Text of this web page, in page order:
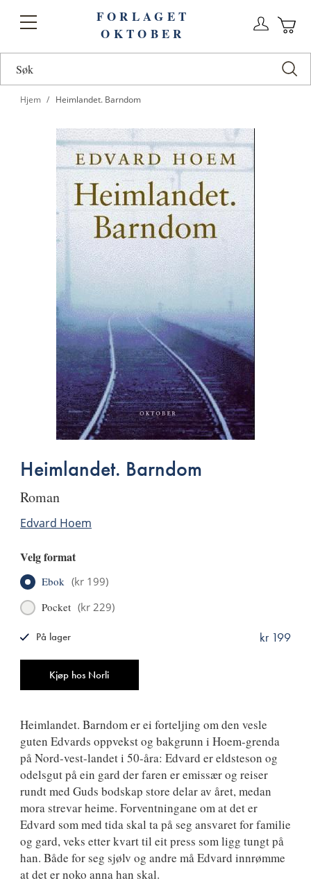
Toggle
FORLAGET
OKTOBER
Hjem Heimlandet. Barndom
Heimlandet. Barndom
roman
Edvard Hoem
Velg format
Ebok (kr 199)
Pocket (kr 229)
Kjøp hos Norli
kr 199
På lager
Heimlandet. Barndom er ei forteljing om den vesle
guten Edvards oppvekst og bakgrunn i Hoem-grenda
på Nord-vest-landet i 50-åra: Edvard er eldsteson og
odelsgut på ein gard der faren er emissær og reiser
rundt med Guds bodskap store delar av året, medan
mora strevar heime. Forventningane om at det er
Edvard som med tida skal ta på seg ansvaret for familie
og gard, veks etter kvart til eit press som ligg tungt på
han. Både for seg sjølv og andre må Edvard innrømme
at det er noko anna han skal.